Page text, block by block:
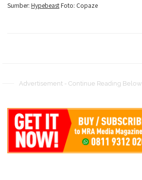
Sumber: HypebeastFoto: Copaze
Advertisement - Continue Reading Below